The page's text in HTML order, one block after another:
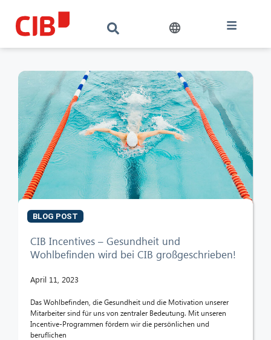
BLOG POST
CIB Incentives – Gesundheit und
Wohlbefinden wird bei CIB großgeschrieben!
April 11, 2023
Das Wohlbefinden, die Gesundheit und die Motivation unserer
Mitarbeiter sind für uns von zentraler Bedeutung. Mit unseren
Incentive-Programmen fördern wir die persönlichen und
beruflichen